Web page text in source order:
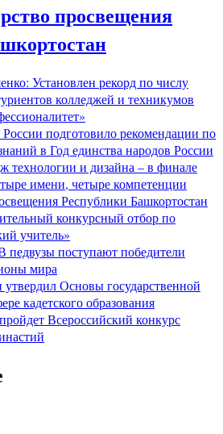
просвещения
Установлен рекорд по числу
колледжей и техникумов
подготовило рекомендации по
в Год единства народов России
технологии и дизайна – в финале
имени, четыре компетенции
Республики Башкортостан
конкурсный отбор по
учитель»
педвузы поступают победители
мира
Основы государственной
кадетского образования
Всероссийский конкурс